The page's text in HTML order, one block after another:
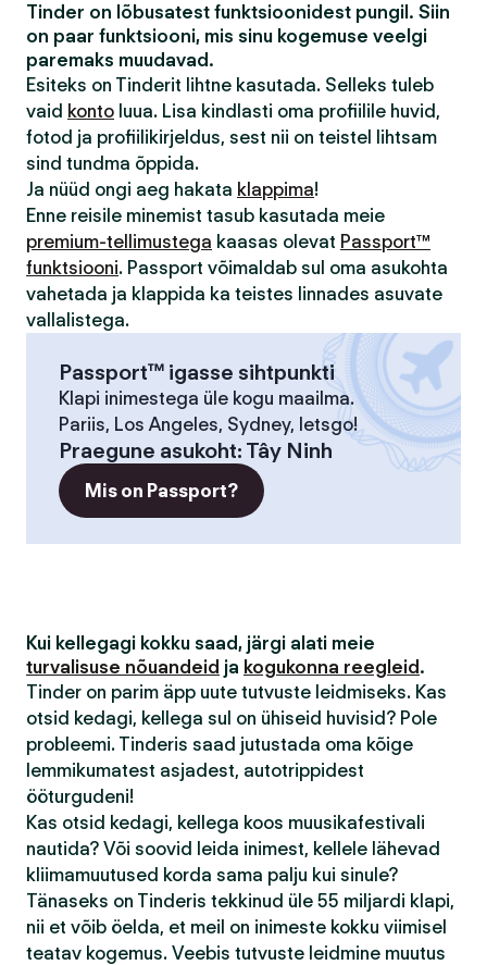
Tinder on lõbusatest funktsioonidest pungil. Siin
on paar funktsiooni, mis sinu kogemuse veelgi
paremaks muudavad.
Esiteks on Tinderit lihtne kasutada. Selleks tuleb
vaid konto luua. Lisa kindlasti oma profiilile huvid,
fotod ja profiilikirjeldus, sest nii on teistel lihtsam
sind tundma õppida.
Ja nüüd ongi aeg hakata klappima!
Enne reisile minemist tasub kasutada meie
premium-tellimustega kaasas olevat Passport™
funktsiooni. Passport võimaldab sul oma asukohta
vahetada ja klappida ka teistes linnades asuvate
vallalistega.
Passport™ igasse sihtpunkti
Klapi inimestega üle kogu maailma.
Pariis, Los Angeles, Sydney, letsgo!
Praegune asukoht: Tây Ninh
Mis on Passport?
Kui kellegagi kokku saad, järgi alati meie
turvalisuse nõuandeid ja kogukonna reegleid .
Tinder on parim äpp uute tutvuste leidmiseks. Kas
otsid kedagi, kellega sul on ühiseid huvisid? Pole
probleemi. Tinderis saad jutustada oma kõige
lemmikumatest asjadest, autotrippidest
ööturgudeni!
Kas otsid kedagi, kellega koos muusikafestivali
nautida? Või soovid leida inimest, kellele lähevad
kliimamuutused korda sama palju kui sinule?
Tänaseks on Tinderis tekkinud üle 55 miljardi klapi,
nii et võib öelda, et meil on inimeste kokku viimisel
teatav kogemus. Veebis tutvuste leidmine muutus